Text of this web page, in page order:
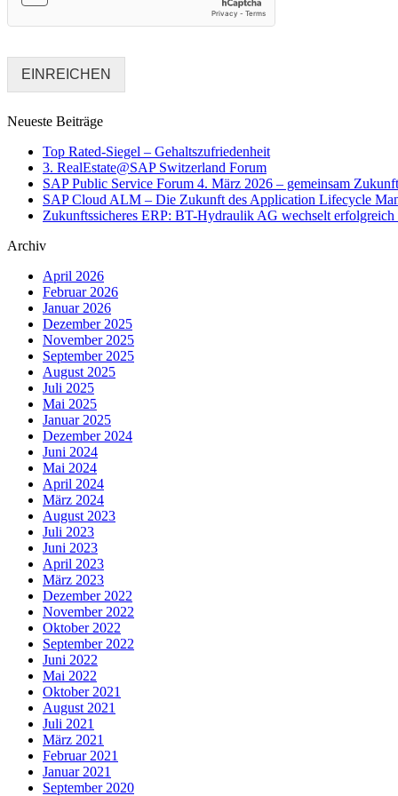
e
e
o
n
n
EINREICHEN
Neueste Beiträge
Top Rated-Siegel – Gehaltszufriedenheit
3. RealEstate@SAP Switzerland Forum
SAP Public Service Forum 4. März 2026 – gemeinsam
SAP Cloud ALM – Die Zukunft des Application Lifecycle
Zukunftssicheres ERP: BT-Hydraulik AG wechselt
Archiv
April 2026
Februar 2026
Januar 2026
Dezember 2025
November 2025
September 2025
August 2025
Juli 2025
Mai 2025
Januar 2025
Dezember 2024
Juni 2024
Mai 2024
April 2024
März 2024
August 2023
Juli 2023
Juni 2023
April 2023
März 2023
Dezember 2022
November 2022
Oktober 2022
September 2022
Juni 2022
Mai 2022
Oktober 2021
August 2021
Juli 2021
März 2021
Februar 2021
Januar 2021
September 2020